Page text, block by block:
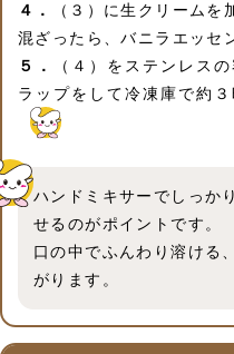
４．
（３）に生クリームを
混ざったら、バニラエッセ
５．
（４）をステンレス
ラップをして冷凍庫で約
ハンドミキサーでしっか
せるのがポイントです。
口の中でふんわり溶ける
がります。